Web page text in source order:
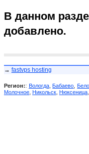
В данном
добавлено.
→ fastvps hosting
Регион:: Вологда,Бабаево ,
Молочное Никольск Нюксеница